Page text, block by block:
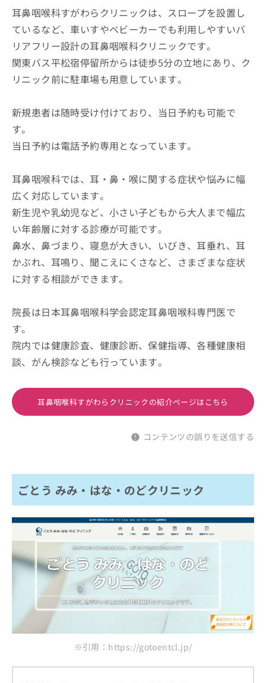
耳鼻咽喉科すがわらクリニックは、スロープを設置し
ているなど、車いすやベビーカーでも利用しやすいバ
リアフリー設計の耳鼻咽喉科クリニックです。
関東バス平松宿停留所からは徒歩5分の立地にあり、ク
リニック前に駐車場も用意しています。
新規患者は随時受け付けており、当日予約も可能で
す。
当日予約は電話予約専用となっています。
耳鼻咽喉科では、耳・鼻・喉に関する症状や悩みに幅
広く対応しています。
新生児や乳幼児など、小さい子どもから大人まで幅広
い年齢層に対する診療が可能です。
鼻水、鼻づまり、寝息が大きい、いびき、耳垂れ、耳
かぶれ、耳鳴り、聞こえにくさなど、さまざまな症状
に対する相談ができます。
院長は日本耳鼻咽喉科学会認定耳鼻咽喉科専門医で
す。
院内では健康診査、健康診断、保健指導、各種健康相
談、がん検診なども行っています。
耳鼻咽喉科すがわらクリニックの紹介ページはこちら
コンテンツの誤りを送信する
ごとう みみ・はな・のどクリニック
※引用：https://gotoentcl.jp/